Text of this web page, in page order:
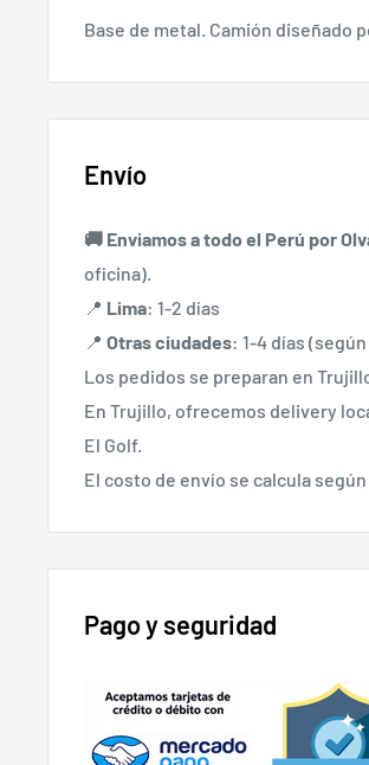
Base de metal. Camión diseñado
Envío
🚚 Enviamos a todo el Perú por
oficina).
📍 Lima: 1-2 días
📍 Otras ciudades: 1-4 días
Los pedidos se preparan en
En Trujillo, ofrecemos delivery
El Golf.
El costo de envío se calcula
Pago y seguridad